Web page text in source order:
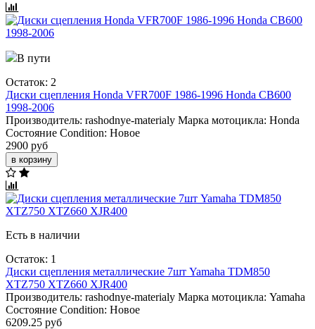
В пути
Остаток: 2
Диски сцепления Honda VFR700F 1986-1996 Honda CB600
1998-2006
Производитель: rashodnye-materialy Марка мотоцикла: Honda
Состояние Condition: Новое
2900 руб
в корзину
Есть в наличии
Остаток: 1
Диски сцепления металлические 7шт Yamaha TDM850
XTZ750 XTZ660 XJR400
Производитель: rashodnye-materialy Марка мотоцикла: Yamaha
Состояние Condition: Новое
6209.25 руб